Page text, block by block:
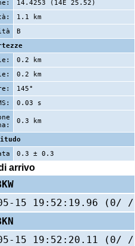
14.4253 (14E 25.52)
1.1 km
B
0.2 km
0.2 km
145°
0.03 s
0.3 km
0.3 ± 0.3
arrivo
15 19:52:19.96 (0/
15 19:52:20.11 (0/